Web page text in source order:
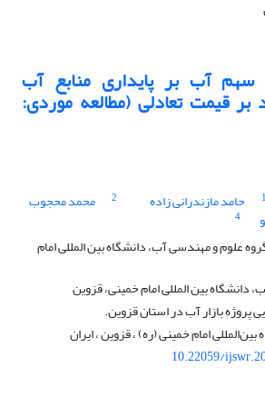
سهم آب بر پایداری منابع آب
بر قیمت تعادلی (مطالعه موردی:
1 حامد مازندرانی زاده 2 محمد محجوب
4
علوم و مهندسی آب، دانشگاه بین المللی امام
دانشگاه بین المللی امام خمینی، قزوین
پروژه بازار آب در استان قزوین.
امام خمینی (ره) ، قزوین ، ایران
10.22059/